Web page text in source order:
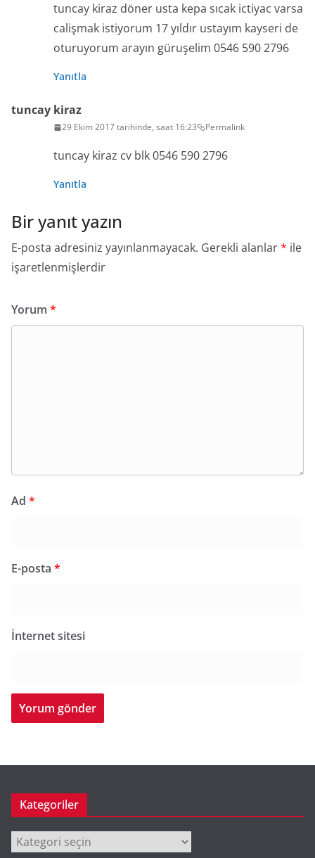
tuncay kiraz döner usta kepa sıcak ictiyac varsa
calişmak istiyorum 17 yıldır ustayım kayseri de
oturuyorum arayın güruşelim 0546 590 2796
Yanıtla
tuncay kiraz
29 Ekim 2017 tarihinde, saat 16:23 Permalink
tuncay kiraz cv blk 0546 590 2796
Yanıtla
Bir yanıt yazın
E-posta adresiniz yayınlanmayacak. Gerekli alanlar* ile
işaretlenmişlerdir
Yorum *
Ad *
E-posta *
İnternet sitesi
Kategoriler
Kategoriler